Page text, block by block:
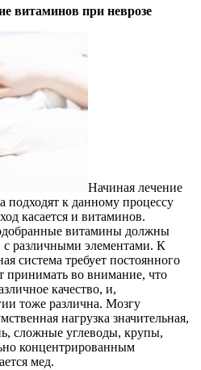
витаминов при неврозе
Начиная лечение
подходят к данному процессу
касается и витаминов.
витамины должны
с различными элементами. К
система требует постоянного
принимать во внимание, что
качество, и,
тоже различна. Мозгу
нагрузка значительная,
сложные углеводы, крупы,
концентрированным
мед.